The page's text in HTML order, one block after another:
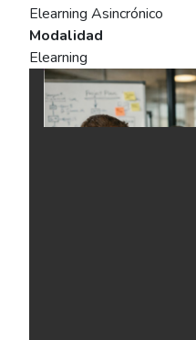
Elearning Asincrónico
Modalidad
Elearning
Ficha del curso